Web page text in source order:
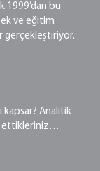
1999’dan bu
ve eğitim
gerçekleştiriyor.
kapsar? Analitik
ettikleriniz…